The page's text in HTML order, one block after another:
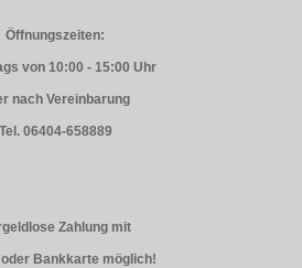
Öffnungszeiten:
von 10:00 - 15:00 Uhr
nach Vereinbarung
Tel. 06404-658889
Zahlung mit
Bankkarte möglich!